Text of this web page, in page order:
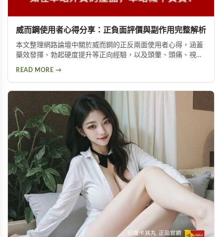
威而鋼使用者心得分享：正負面評價與副作用完整解析
本文整理網路論壇中關於威而鋼的正反兩面使用者心得，涵蓋
藥效發揮、勃起硬度提升等正向經驗，以及頭暈、頭痛、視覺
READ MORE →